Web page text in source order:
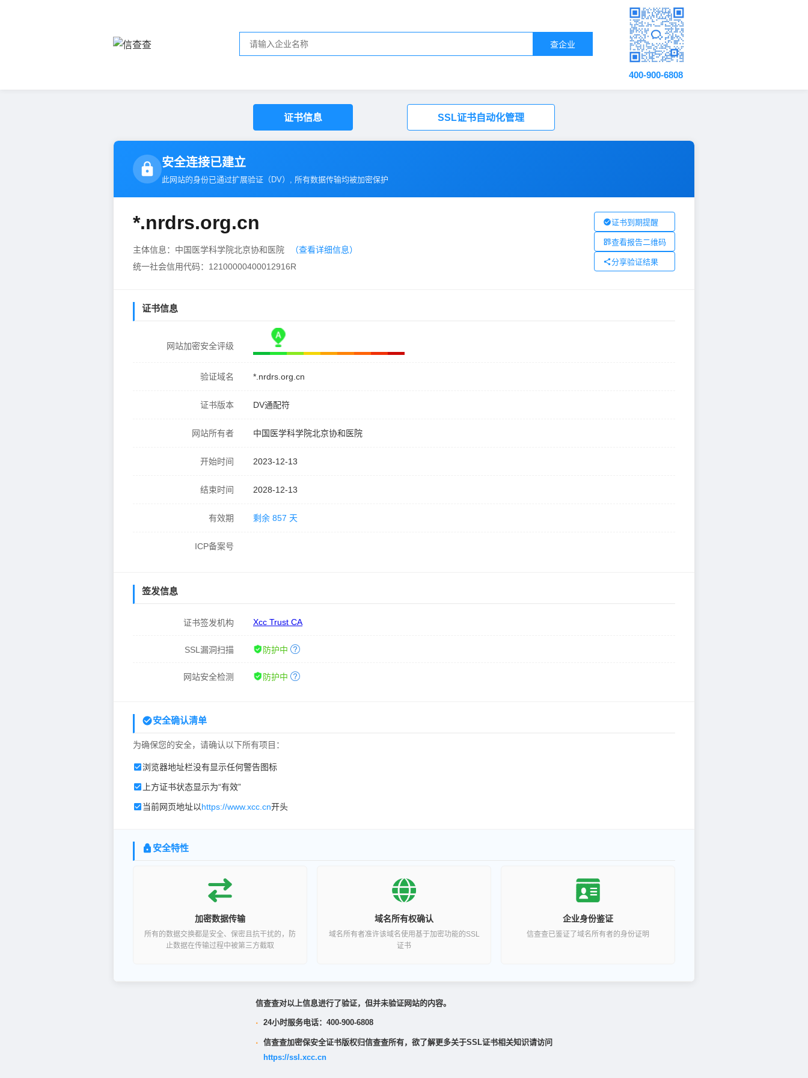
查企业
400-900-6808
证书信息 SSL证书自动化管理
安全连接已建立
此网站的身份已通过扩展验证（ DV）, 所有数据传输均被加密保护
*.nrdrs.org.cn
主体信息：中国医学科学院北京协和医院
（查看详细信息）
统一社会信用代码：12100000400012916R
证书到期提醒
查看报告二维码
分享验证结果
证书信息
网站加密安全评级
验证域名 *.nrdrs.org.cn
证书版本 DV通配符
网站所有者 中国医学科学院北京协和医院
开始时间 2023-12-13
结束时间 2028-12-13
有效期 剩余 857 天
ICP备案号
签发信息
证书签发机构 Xcc Trust CA
SSL漏洞扫描 防护中
网站安全检测 防护中
安全确认清单
为确保您的安全，请确认以下所有项目：
浏览器地址栏没有显示任何警告图标
上方证书状态显示为“有效”
当前网页地址以https://www.xcc.cn开头
安全特性
加密数据传输
所有的数据交换都是安全、保密且抗干扰的，防
止数据在传输过程中被第三方截取
域名所有权确认
域名所有者准许该域名使用基于加密功能的SSL
证书
企业身份鉴证
信查查已鉴证了域名所有者的身份证明
信查查对以上信息进行了验证，但并未验证网站的内容。
· 24小时服务电话：400-900-6808
· 信查查加密保安全证书版权归信查查所有，欲了解更多关于SSL证书相关知识请访问
https://ssl.xcc.cn